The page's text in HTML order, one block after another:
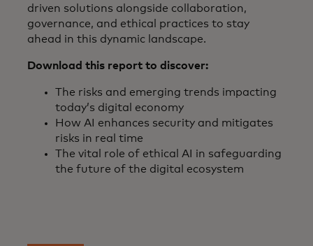
driven solutions alongside collaboration,
governance, and ethical practices to stay
ahead in this dynamic landscape.
Download this report to discover:
The risks and emerging trends impacting
today’s digital economy
How AI enhances security and mitigates
risks in real time
The vital role of ethical AI in safeguarding
the future of the digital ecosystem